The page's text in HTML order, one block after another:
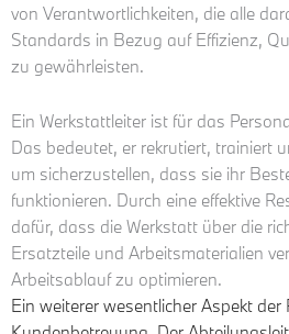
von Verantwortlichkeiten, die alle
Standards in Bezug auf Effizienz,
zu gewährleisten.
Ein Werkstattleiter ist für das
Das bedeutet, er rekrutiert, trainiert
um sicherzustellen, dass sie ihr
funktionieren. Durch eine effektive
dafür, dass die Werkstatt über die
Ersatzteile und Arbeitsmaterialien
Arbeitsablauf zu optimieren.
Ein weiterer wesentlicher Aspekt der